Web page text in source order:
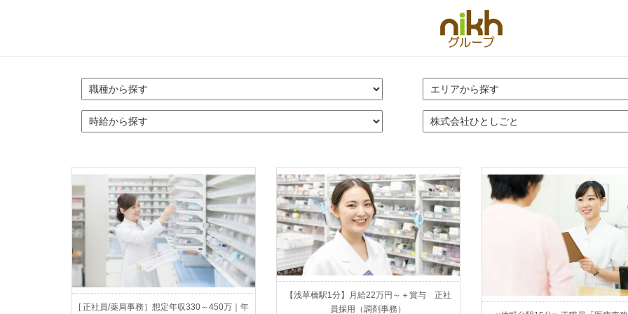
[ 正社員/薬局事務］想定年収330～450万｜年
【浅草橋駅1分】月給22万円～＋賞与 正社
員採用（調剤事務）